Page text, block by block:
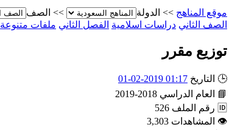
موقع المناهج >> الدولة >> الصف
الصف الثاني دراسات اسلامية الفصل الثاني ملفات متنوعة
توزيع مقرر
🕒 التاريخ 01:17 2019-02-01
📘
العام الدراسي 2018-2019
🆔 رقم الملف 526
👁 المشاهدات 3,303